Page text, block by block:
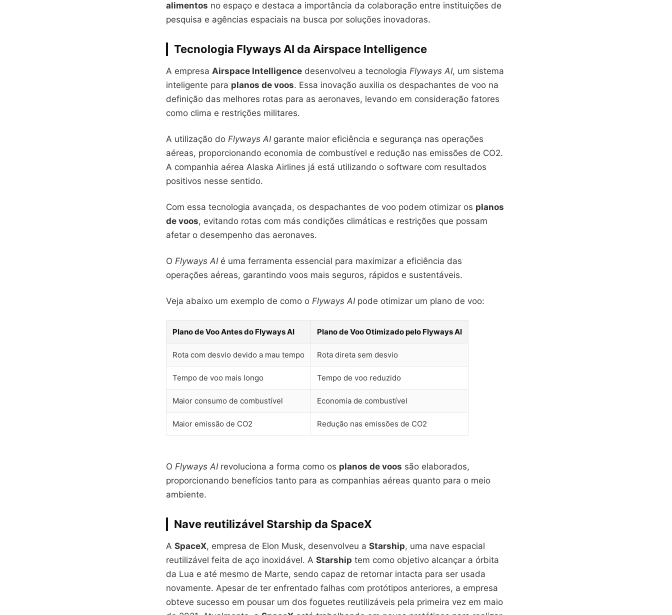
alimentos no espaço e destaca a importância da colaboração entre instituições de
pesquisa e agências espaciais na busca por soluções inovadoras.
Tecnologia Flyways AI da Airspace Intelligence
A empresa Airspace Intelligence desenvolveu a tecnologia Flyways AI, um sistema
inteligente para planos de voos. Essa inovação auxilia os despachantes de voo na
definição das melhores rotas para as aeronaves, levando em consideração fatores
como clima e restrições militares.
A utilização do Flyways AIgarante maior eficiência e segurança nas operações
aéreas, proporcionando economia de combustível e redução nas emissões de CO2.
A companhia aérea Alaska Airlines já está utilizando o software com resultados
positivos nesse sentido.
Com essa tecnologia avançada, os despachantes de voo podem otimizar os planos
de voos, evitando rotas com más condições climáticas e restrições que possam
afetar o desempenho das aeronaves.
O Flyways AIé uma ferramenta essencial para maximizar a eficiência das
operações aéreas, garantindo voos mais seguros, rápidos e sustentáveis.
Veja abaixo um exemplo de como o Flyways AIpode otimizar um plano de voo:
Plano de Voo Antes do Flyways AI Plano de Voo Otimizado pelo Flyways AI
Rota com desvio devido a mau tempo Rota direta sem desvio
Tempo de voo mais longo Tempo de voo reduzido
Maior consumo de combustível Economia de combustível
Maior emissão de CO2 Redução nas emissões de CO2
O Flyways AIrevoluciona a forma como os planos de voos são elaborados,
proporcionando benefícios tanto para as companhias aéreas quanto para o meio
ambiente.
Nave reutilizável Starship da SpaceX
A SpaceX, empresa de Elon Musk, desenvolveu a Starship, uma nave espacial
reutilizável feita de aço inoxidável. A Starship tem como objetivo alcançar a órbita
da Lua e até mesmo de Marte, sendo capaz de retornar intacta para ser usada
novamente. Apesar de ter enfrentado falhas com protótipos anteriores, a empresa
obteve sucesso em pousar um dos foguetes reutilizáveis pela primeira vez em maio